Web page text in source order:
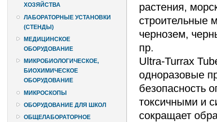
ХОЗЯЙСТВА
ЛАБОРАТОРНЫЕ УСТАНОВКИ
(СТЕНДЫ)
МЕДИЦИНСКОЕ
ОБОРУДОВАНИЕ
МИКРОБИОЛОГИЧЕСКОЕ,
БИОХИМИЧЕСКОЕ
ОБОРУДОВАНИЕ
МИКРОСКОПЫ
ОБОРУДОВАНИЕ ДЛЯ ШКОЛ
ОБЩЕЛАБОРАТОРНОЕ
растения,
строительные
чернозем,
пр.
Ultra-Turrax
одноразовые
безопасность
токсичными и
сокращает